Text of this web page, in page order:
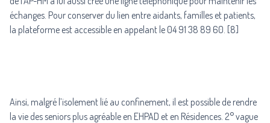
échanges. Pour conserver du lien entre aidants, familles et patients,
la plateforme est accessible en appelant le 04 91 38 89 60. [8]
Ainsi, malgré l’isolement lié au confinement, il est possible de rendre
la vie des seniors plus agréable en EHPAD et en Résidences. 2° vague